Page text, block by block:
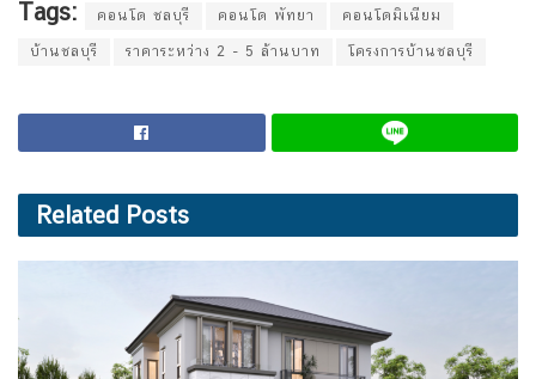
Tags: คอนโด ชลบุรี คอนโด พัทยา คอนโดมิเนียม
บ้านชลบุรี ราคาระหว่าง 2 - 5 ล้านบาท โครงการบ้านชลบุรี
Related Posts